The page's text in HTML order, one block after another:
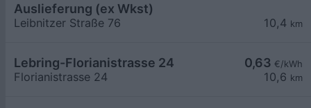
10,4 km
Auslieferung (ex Wkst)
Leibnitzer Straße 76
0,63 €/kWh
10,6 km
Lebring-Florianistrasse 24
Florianistrasse 24